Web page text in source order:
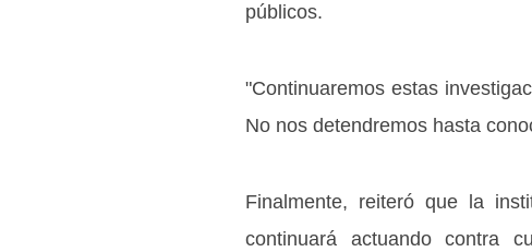
públicos.
"Continuaremos estas
No nos detendremos hasta
Finalmente, reiteró que la
continuará actuando contra